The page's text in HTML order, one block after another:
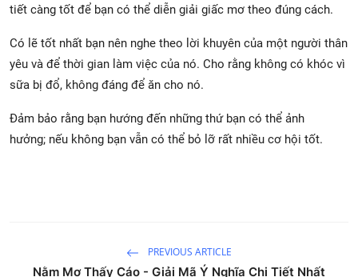
tiết càng tốt để bạn có thể diễn giải giấc mơ theo đúng cách.
Có lẽ tốt nhất bạn nên nghe theo lời khuyên của một người thân
yêu và để thời gian làm việc của nó. Cho rằng không có khóc vì
sữa bị đổ, không đáng để ăn cho nó.
Đảm bảo rằng bạn hướng đến những thứ bạn có thể ảnh
hưởng; nếu không bạn vẫn có thể bỏ lỡ rất nhiều cơ hội tốt.
PREVIOUS ARTICLE
Nằm Mơ Thấy Cáo - Giải Mã Ý Nghĩa Chi Tiết Nhất